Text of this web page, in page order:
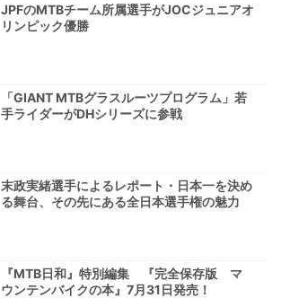
JPFのMTBチーム所属選手がJOCジュニアオ
リンピック優勝
「GIANT MTBグラスルーツプログラム」若
手ライダーがDHシリーズに参戦
末政実緒選手によるレポート・日本一を決め
る舞台、その先にある全日本選手権の魅力
『MTB日和』特別編集 『完全保存版 マ
ウンテンバイクの本』7月31日発売！